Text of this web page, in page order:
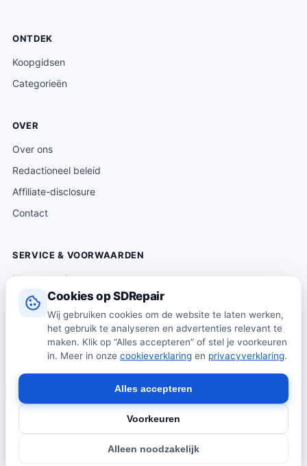
Cookies op SDRepair
Wij gebruiken cookies om de website te laten werken,
het gebruik te analyseren en advertenties relevant te
maken. Klik op “Alles accepteren” of stel je voorkeuren
in. Meer in onze cookieverklaring en privacyverklaring.
Alleen noodzakelijk
Voorkeuren
Alles accepteren
ONTDEK
Koopgidsen
Categorieën
OVER
Over ons
Redactioneel beleid
Affiliate-disclosure
Contact
SERVICE & VOORWAARDEN
Klantenservice
Verzending & levering
Retourneren
Algemene voorwaarden
verkopen zelf geen producten · Alle prijzen onder voorbehoud.